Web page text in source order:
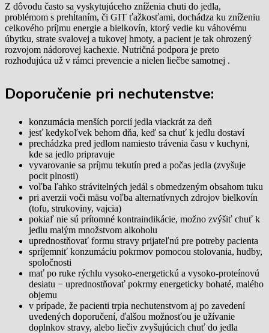
Z dôvodu často sa vyskytujúceho zníženia chuti do jedla,
problémom s prehĺtaním, či GIT ťažkosťami, dochádza ku zníženiu
celkového príjmu energie a bielkovín, ktorý vedie ku váhovému
úbytku, strate svalovej a tukovej hmoty, a pacient je tak ohrozený
rozvojom nádorovej kachexie. Nutričná podpora je preto
rozhodujúca už v rámci prevencie a nielen liečbe samotnej .
Doporučenie pri nechutenstve:
konzumácia menších porcií jedla viackrát za deň
jesť kedykoľvek behom dňa, keď sa chuť k jedlu dostaví
prechádzka pred jedlom namiesto trávenia času v kuchyni,
kde sa jedlo pripravuje
vyvarovanie sa príjmu tekutín pred a počas jedla (zvyšuje
pocit plnosti)
voľba ľahko strávitelných jedál s obmedzeným obsahom tuku
pri averzii voči mäsu voľba alternatívnych zdrojov bielkovín
(tofu, strukoviny, vajcia)
pokiaľ nie sú prítomné kontraindikácie, možno zvýšiť chuť k
jedlu malým množstvom alkoholu
uprednostňovať formu stravy prijateľnú pre potreby pacienta
spríjemniť konzumáciu pokrmov pomocou stolovania, hudby,
spoločnosti
mať po ruke rýchlu vysoko-energetickú a vysoko-proteínovú
desiatu − uprednostňovať pokrmy energeticky bohaté, malého
objemu
v prípade, že pacienti trpia nechutenstvom aj po zavedení
uvedených doporučení, ďalšou možnosťou je užívanie
doplnkov stravy, alebo liečiv zvyšujúcich chuť do jedla